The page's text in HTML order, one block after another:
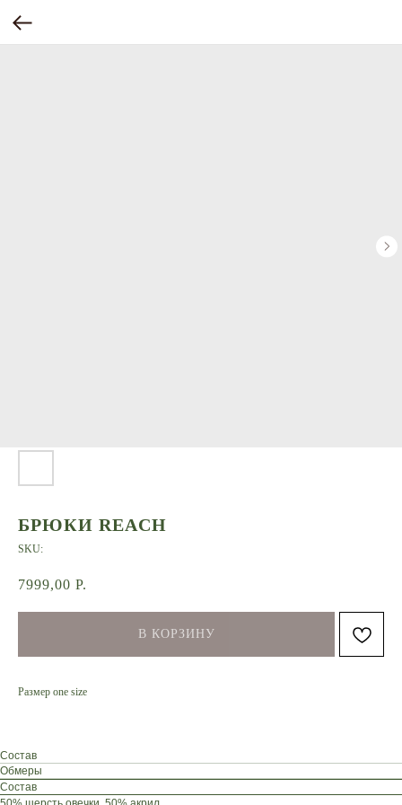
БРЮКИ REACH
SKU:
7999,00 Р.
В КОРЗИНУ
Размер one size
Состав
Обмеры
Состав